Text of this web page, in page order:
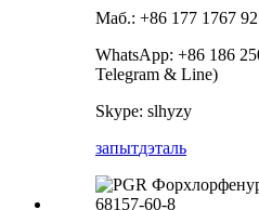
Маб.: +86 177 1767
WhatsApp: +86 186
Telegram & Line)
Skype: slhyzy
запытдэталь